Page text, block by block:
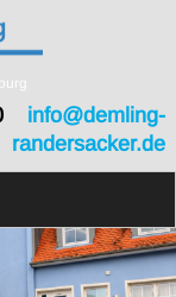
info@demling-
randersacker.de